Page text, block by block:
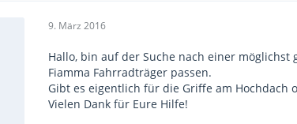
9. März 2016
Hallo, bin auf der Suche nach einer
Fiamma Fahrradträger passen.
Gibt es eigentlich für die Griffe am Hochdach
Vielen Dank für Eure Hilfe!